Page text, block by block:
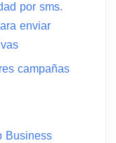
por sms.
enviar
campañas
Business